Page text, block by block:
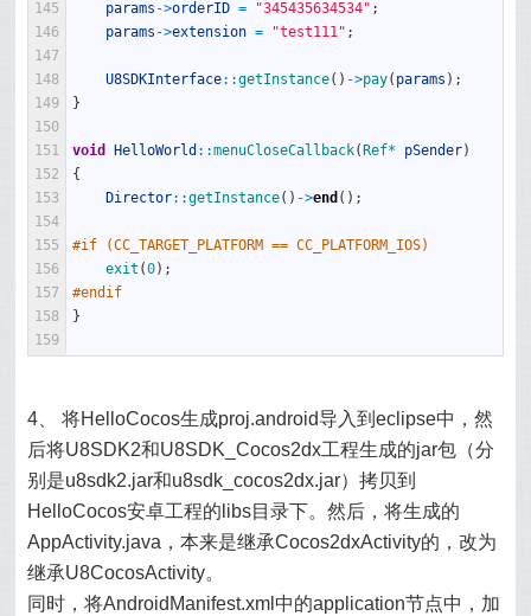
145
146
147
148
149
150
151
152
153
154
155
156
157
158
159
params ->orderID = "345435634534" ;
params ->extension = "test111" ;
U8SDKInterface::getInstance( ) ->pay( params ) ;
}
void HelloWorld ::menuCloseCallback( Ref* pSender)
{
Director::getInstance( ) ->end ( ) ;
#if (CC_TARGET_PLATFORM == CC_PLATFORM_IOS)
exit (0) ;
#endif
}
4、 将HelloCocos生成proj.android导入到eclipse中，然
后将U8SDK2和U8SDK_Cocos2dx工程生成的jar包（分
别是u8sdk2.jar和u8sdk_cocos2dx.jar）拷贝到
HelloCocos安卓工程的libs目录下。然后，将生成的
AppActivity.java，本来是继承Cocos2dxActivity的，改为
继承U8CocosActivity。
同时，将AndroidManifest.xml中的application节点中，加